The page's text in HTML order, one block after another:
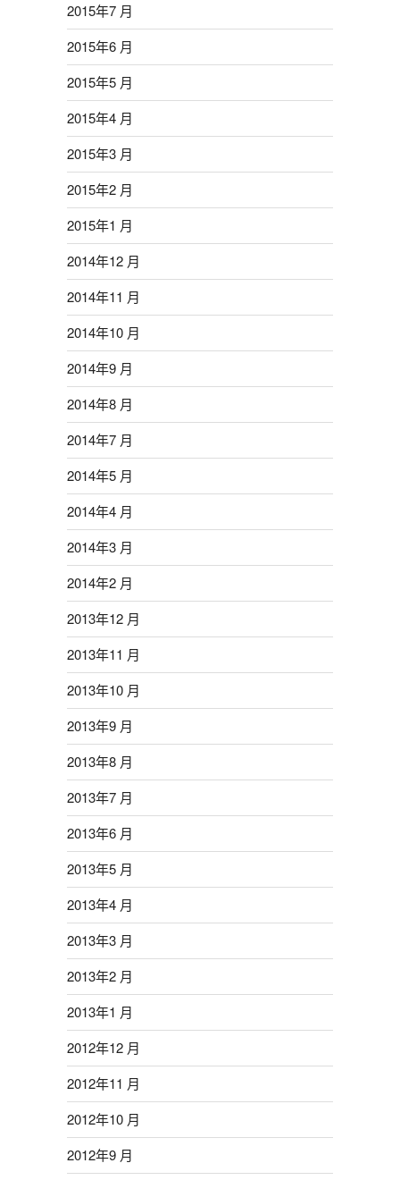
2015年7 月
2015年6 月
2015年5 月
2015年4 月
2015年3 月
2015年2 月
2015年1 月
2014年12 月
2014年11 月
2014年10 月
2014年9 月
2014年8 月
2014年7 月
2014年5 月
2014年4 月
2014年3 月
2014年2 月
2013年12 月
2013年11 月
2013年10 月
2013年9 月
2013年8 月
2013年7 月
2013年6 月
2013年5 月
2013年4 月
2013年3 月
2013年2 月
2013年1 月
2012年12 月
2012年11 月
2012年10 月
2012年9 月